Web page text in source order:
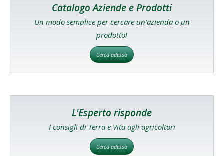
Catalogo Aziende e Prodotti
Un modo semplice per cercare un'azienda o un
prodotto!
Cerca adesso
L'Esperto risponde
I consigli di Terra e Vita agli agricoltori
Cerca adesso